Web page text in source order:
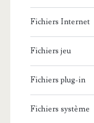
Fichiers Internet
Fichiers jeu
Fichiers plug-in
Fichiers système